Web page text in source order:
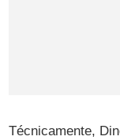
Técnicamente,